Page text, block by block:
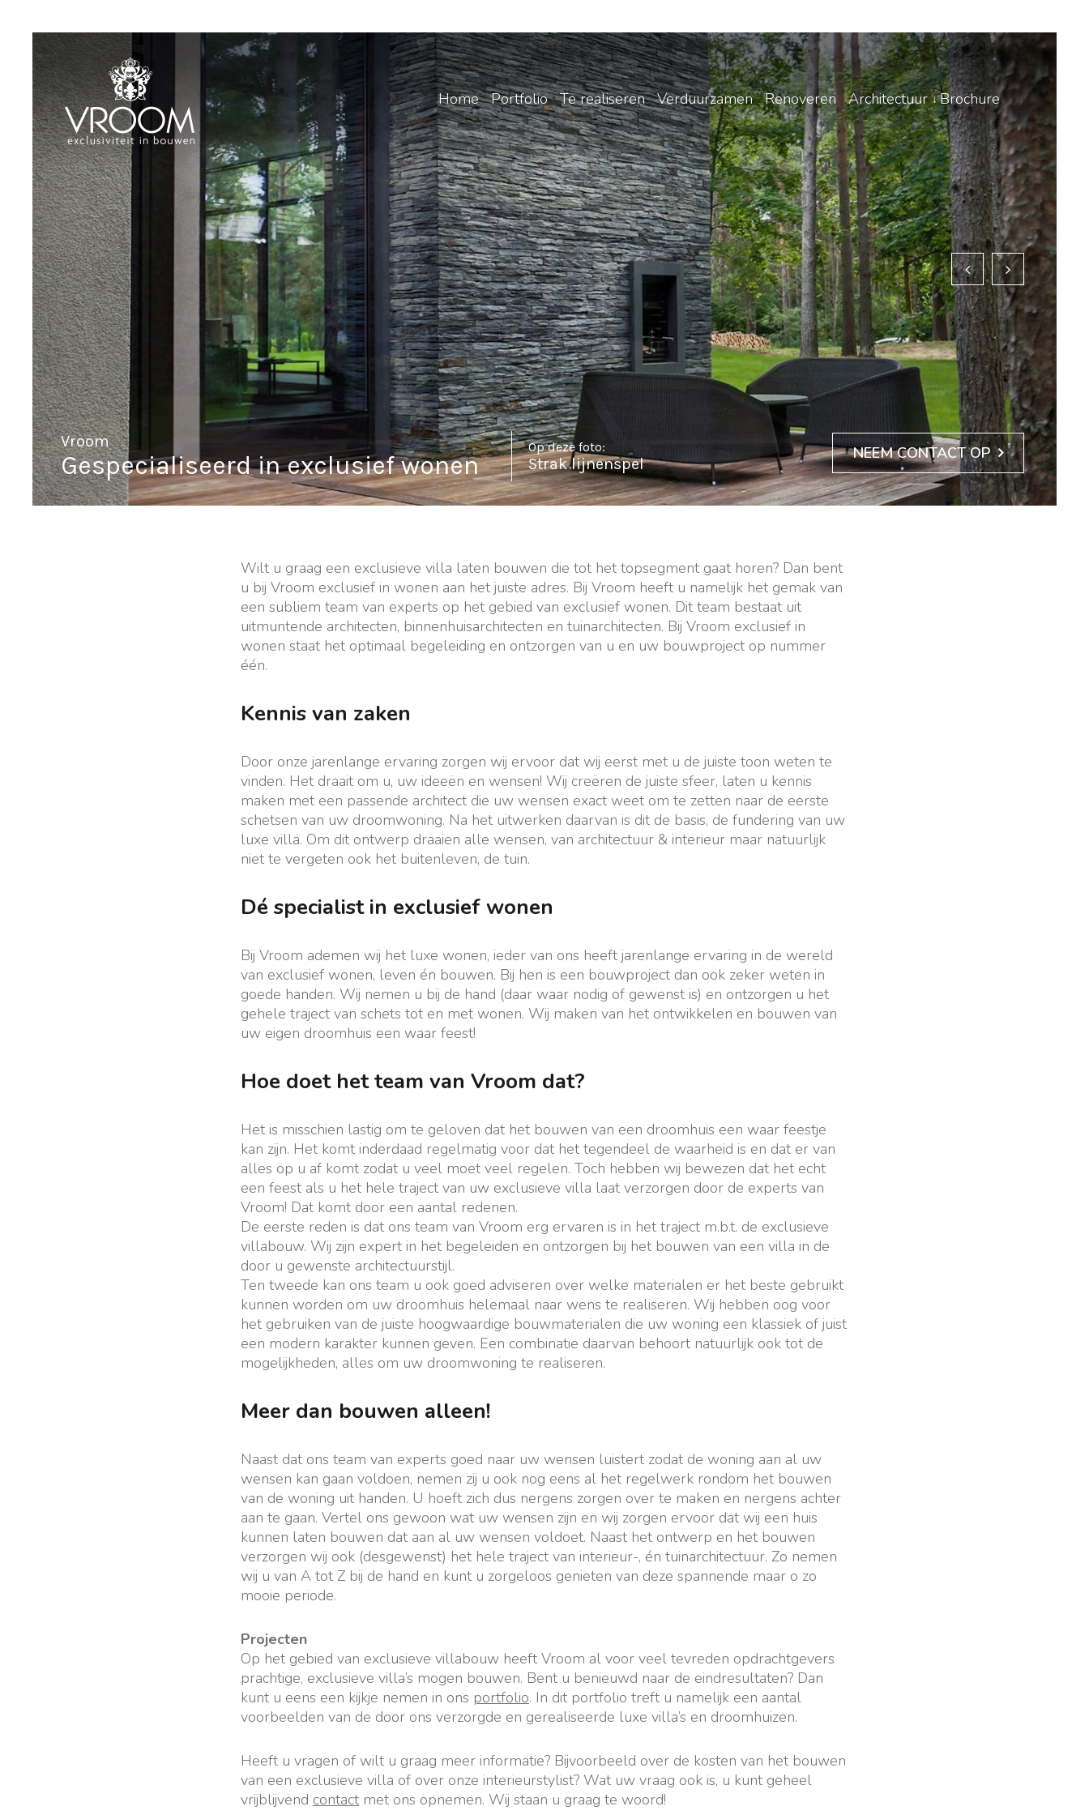
Home Portfolio Te realiseren Verduurzamen Renoveren Architectuur Brochure
Vroom
Gespecialiseerd in exclusief wonen
Op deze foto:
Strak lijnenspel
NEEM CONTACT OP
Wilt u graag een exclusieve villa laten bouwen die tot het topsegment gaat horen? Dan bent
u bij Vroom exclusief in wonen aan het juiste adres. Bij Vroom heeft u namelijk het gemak van
een subliem team van experts op het gebied van exclusief wonen. Dit team bestaat uit
uitmuntende architecten, binnenhuisarchitecten en tuinarchitecten. Bij Vroom exclusief in
wonen staat het optimaal begeleiding en ontzorgen van u en uw bouwproject op nummer
één.
Kennis van zaken
Door onze jarenlange ervaring zorgen wij ervoor dat wij eerst met u de juiste toon weten te
vinden. Het draait om u, uw ideeën en wensen! Wij creëren de juiste sfeer, laten u kennis
maken met een passende architect die uw wensen exact weet om te zetten naar de eerste
schetsen van uw droomwoning. Na het uitwerken daarvan is dit de basis, de fundering van uw
luxe villa. Om dit ontwerp draaien alle wensen, van architectuur & interieur maar natuurlijk
niet te vergeten ook het buitenleven, de tuin.
Dé specialist in exclusief wonen
Bij Vroom ademen wij het luxe wonen, ieder van ons heeft jarenlange ervaring in de wereld
van exclusief wonen, leven én bouwen. Bij hen is een bouwproject dan ook zeker weten in
goede handen. Wij nemen u bij de hand (daar waar nodig of gewenst is) en ontzorgen u het
gehele traject van schets tot en met wonen. Wij maken van het ontwikkelen en bouwen van
uw eigen droomhuis een waar feest!
Hoe doet het team van Vroom dat?
Het is misschien lastig om te geloven dat het bouwen van een droomhuis een waar feestje
kan zijn. Het komt inderdaad regelmatig voor dat het tegendeel de waarheid is en dat er van
alles op u af komt zodat u veel moet veel regelen. Toch hebben wij bewezen dat het echt
een feest als u het hele traject van uw exclusieve villa laat verzorgen door de experts van
Vroom! Dat komt door een aantal redenen.
De eerste reden is dat ons team van Vroom erg ervaren is in het traject m.b.t. de exclusieve
villabouw. Wij zijn expert in het begeleiden en ontzorgen bij het bouwen van een villa in de
door u gewenste architectuurstijl.
Ten tweede kan ons team u ook goed adviseren over welke materialen er het beste gebruikt
kunnen worden om uw droomhuis helemaal naar wens te realiseren. Wij hebben oog voor
het gebruiken van de juiste hoogwaardige bouwmaterialen die uw woning een klassiek of juist
een modern karakter kunnen geven. Een combinatie daarvan behoort natuurlijk ook tot de
mogelijkheden, alles om uw droomwoning te realiseren.
Meer dan bouwen alleen!
Naast dat ons team van experts goed naar uw wensen luistert zodat de woning aan al uw
wensen kan gaan voldoen, nemen zij u ook nog eens al het regelwerk rondom het bouwen
van de woning uit handen. U hoeft zich dus nergens zorgen over te maken en nergens achter
aan te gaan. Vertel ons gewoon wat uw wensen zijn en wij zorgen ervoor dat wij een huis
kunnen laten bouwen dat aan al uw wensen voldoet. Naast het ontwerp en het bouwen
verzorgen wij ook (desgewenst) het hele traject van interieur-, én tuinarchitectuur. Zo nemen
wij u van A tot Z bij de hand en kunt u zorgeloos genieten van deze spannende maar o zo
mooie periode.
Projecten
Op het gebied van exclusieve villabouw heeft Vroom al voor veel tevreden opdrachtgevers
prachtige, exclusieve villa’s mogen bouwen. Bent u benieuwd naar de eindresultaten? Dan
kunt u eens een kijkje nemen in ons portfolio. In dit portfolio treft u namelijk een aantal
voorbeelden van de door ons verzorgde en gerealiseerde luxe villa’s en droomhuizen.
Heeft u vragen of wilt u graag meer informatie? Bijvoorbeeld over de kosten van het bouwen
van een exclusieve villa of over onze interieurstylist? Wat uw vraag ook is, u kunt geheel
vrijblijvend contact met ons opnemen. Wij staan u graag te woord!